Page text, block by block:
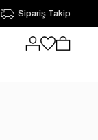
Sipariş Takip